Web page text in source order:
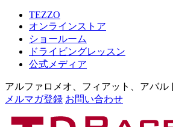
TEZZO
オンラインストア
ショールーム
ドライビングレッスン
公式メディア
アルファロメオ、フィアット、アバ
メルマガ登録 お問い合わせ